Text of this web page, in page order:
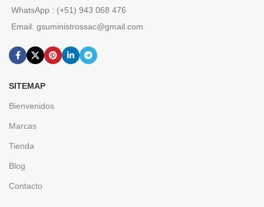
WhatsApp : (+51) 943 068 476
Email: gsuministrossac@gmail.com
SITEMAP
Bienvenidos
Marcas
Tienda
Blog
Contacto